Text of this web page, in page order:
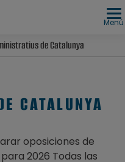
Menú
de Catalunya
CATALUNYA
oposiciones de
2026 Todas las